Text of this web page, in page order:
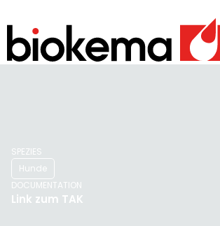
SPEZIES
Hunde
DOCUMENTATION
Link zum TAK